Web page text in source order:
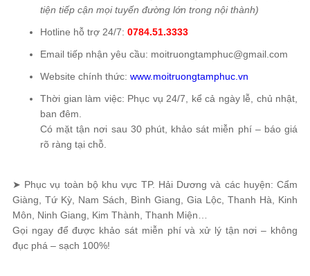
tiện tiếp cận mọi tuyến đường lớn trong nội thành)
Hotline hỗ trợ 24/7: 0784.51.3333
Email tiếp nhận yêu cầu: moitruongtamphuc@gmail.com
Website chính thức: www.moitruongtamphuc.vn
Thời gian làm việc: Phục vụ 24/7, kể cả ngày lễ, chủ nhật,
ban đêm.
Có mặt tận nơi sau 30 phút, khảo sát miễn phí – báo giá
rõ ràng tại chỗ.
➤ Phục vụ toàn bộ khu vực TP. Hải Dương và các huyện: Cẩm
Giàng, Tứ Kỳ, Nam Sách, Bình Giang, Gia Lộc, Thanh Hà, Kinh
Môn, Ninh Giang, Kim Thành, Thanh Miện…
Gọi ngay để được khảo sát miễn phí và xử lý tận nơi – không
đục phá – sạch 100%!